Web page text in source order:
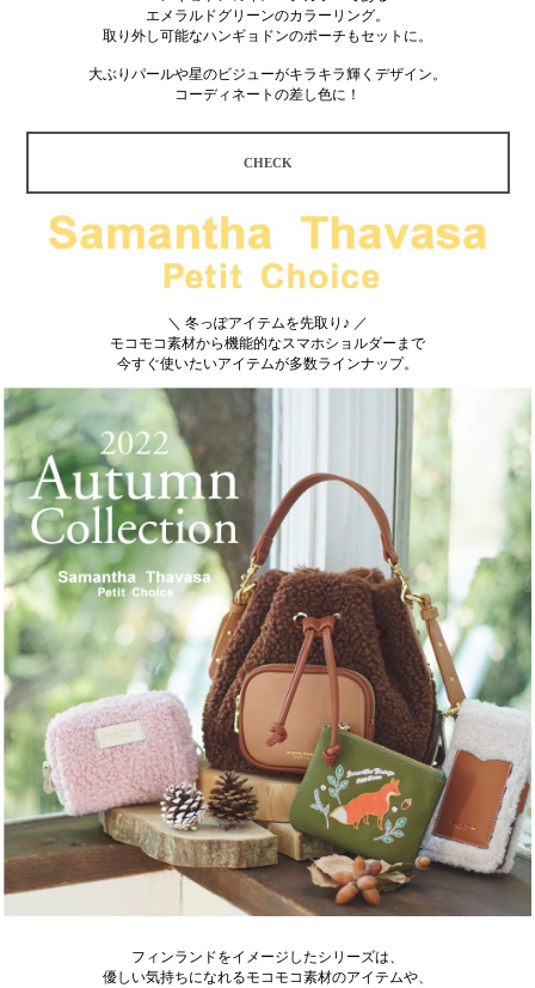
エメラルドグリーンのカラーリング。
取り外し可能なハンギョドンのポーチもセットに。
大ぶりパールや星のビジューがキラキラ輝くデザイン。
コーディネートの差し色に！
CHECK
＼ 冬っぽアイテムを先取り♪ ／
モコモコ素材から機能的なスマホショルダーまで
今すぐ使いたいアイテムが多数ラインナップ。
フィンランドをイメージしたシリーズは、
優しい気持ちになれるモコモコ素材のアイテムや、